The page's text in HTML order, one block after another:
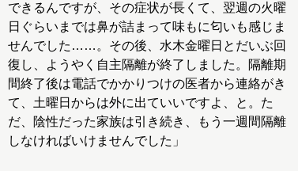
できるんですが、その症状が長くて、翌週の火曜
日ぐらいまでは鼻が詰まって味もに匂いも感じま
せんでした……。その後、水木金曜日とだいぶ回
復し、ようやく自主隔離が終了しました。隔離期
間終了後は電話でかかりつけの医者から連絡がき
て、土曜日からは外に出ていいですよ、と。た
だ、陰性だった家族は引き続き、もう一週間隔離
しなければいけませんでした」